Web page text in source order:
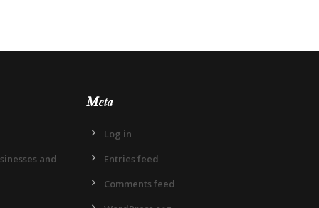
and
Meta
Log in
Entries feed
Comments feed